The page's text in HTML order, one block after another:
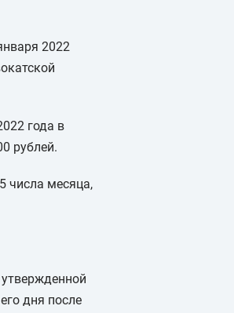
2022
года в
рублей.
числа месяца,
дня после